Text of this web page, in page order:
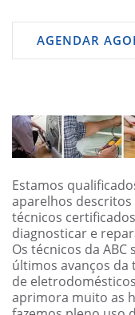
AGENDAR
Estamos
aparelhos descritos
técnicos
diagnosticar e
Os técnicos da
últimos avanços
de
aprimora muito as